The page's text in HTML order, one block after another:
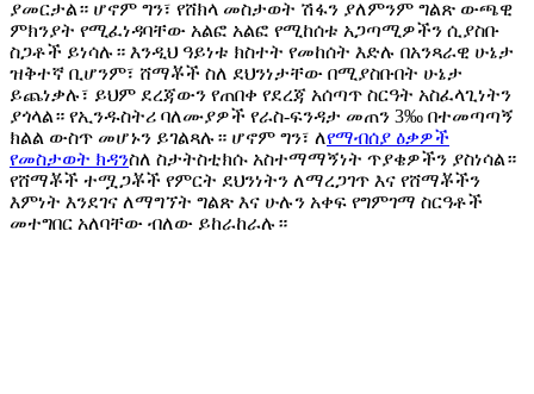
ያመርታል። ሆኖም ግን፣ የሸክላ መስታወት ሽፋን ያለምንም ግልጽ ውጫዊ
ምክንያት የሚፈነዳባቸው አልፎ አልፎ የሚከሰቱ አጋጣሚዎችን ሲያስቡ
ስጋቶች ይነሳሉ። እንዲህ ዓይነቱ ክስተት የመከሰት እድሉ በአንጻራዊ ሁኔታ
ዝቅተኛ ቢሆንም፣ ሸማቾች ስለ ደህንነታቸው በሚያስቡበት ሁኔታ
ይጨነቃሉ፣ ይህም ደረጃውን የጠበቀ የደረጃ አሰጣጥ ስርዓት አስፈላጊነትን
ያጎላል። የኢንዱስትሪ ባለሙያዎች የራስ-ፍንዳታ መጠን 3‰ በተመጣጣኝ
ክልል ውስጥ መሆኑን ይገልጻሉ። ሆኖም ግን፣ ለየማብሰያ ዕቃዎች
የመስታወት ክዳንስለ ስታትስቲክሱ አስተማማኝነት ጥያቄዎችን ያስነሳል።
የሸማቾች ተሟጋቾች የምርት ደህንነትን ለማረጋገጥ እና የሸማቾችን
እምነት እንደገና ለማግኘት ግልጽ እና ሁሉን አቀፍ የግምገማ ስርዓቶች
መተግበር አለባቸው ብለው ይከራከራሉ።